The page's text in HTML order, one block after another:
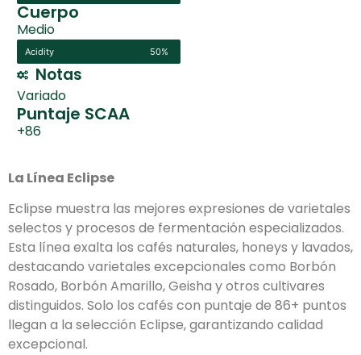
Cuerpo
Medio
Acidity 50%
Notas
Variado
Puntaje SCAA
+86
La Línea Eclipse
Eclipse muestra las mejores expresiones de varietales
selectos y procesos de fermentación especializados.
Esta línea exalta los cafés naturales, honeys y lavados,
destacando varietales excepcionales como Borbón
Rosado, Borbón Amarillo, Geisha y otros cultivares
distinguidos. Solo los cafés con puntaje de 86+ puntos
llegan a la selección Eclipse, garantizando calidad
excepcional.